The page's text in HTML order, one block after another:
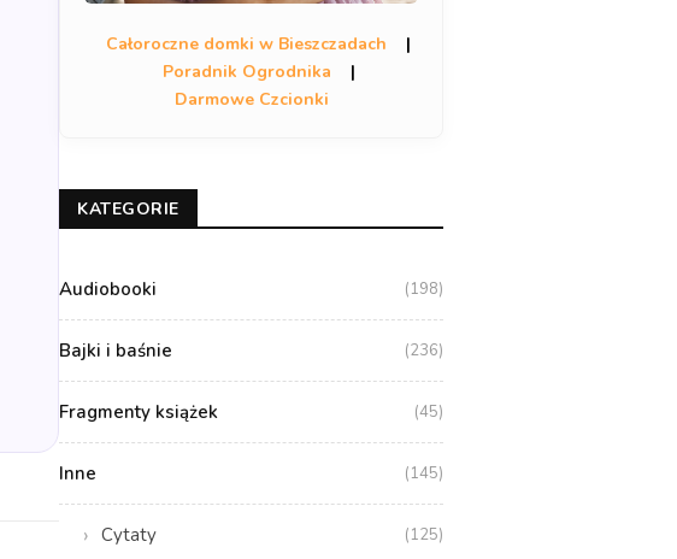
Całoroczne domki w Bieszczadach
|
Poradnik Ogrodnika
|
Darmowe Czcionki
KATEGORIE
Audiobooki (198)
Bajki i baśnie (236)
Fragmenty książek (45)
Inne (145)
Cytaty (125)